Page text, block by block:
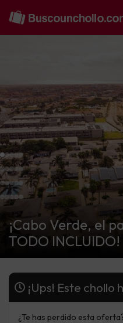
¡Cabo Verde, el
TODO INCLUIDO!
¡Ups! Este
¿Te has perdido esta